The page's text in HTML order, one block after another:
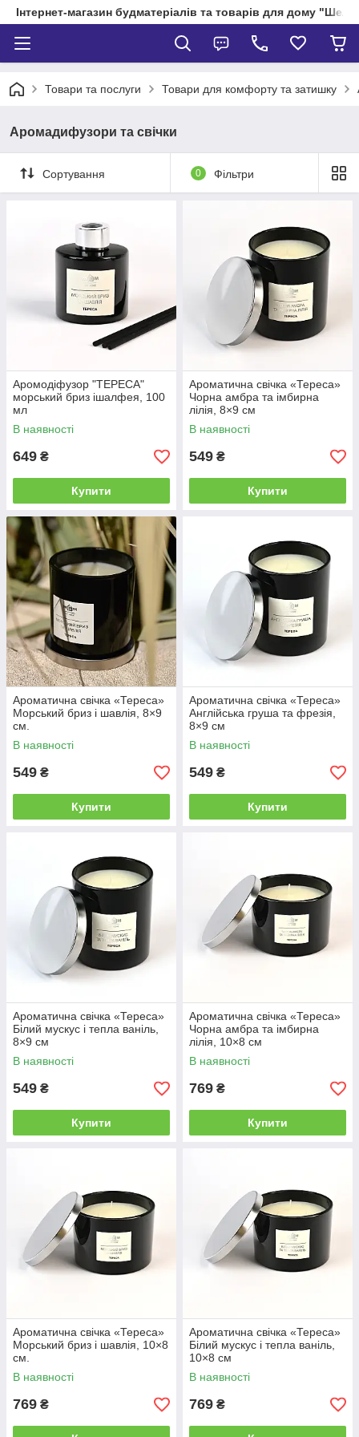
Інтернет-магазин будматеріалів та товарів для дому
Товари та послуги Товари для комфорту та затишку
Аромадифузори та свічки
Сортування 0 Фільтри
Аромодіфузор "ТЕРЕСА"
морський бриз ішалфея, 100
мл
В наявності
649 ₴
Купити
Ароматична свічка «Тереса»
Чорна амбра та імбирна
лілія, 8×9 см
В наявності
549 ₴
Купити
Ароматична свічка «Тереса»
Морський бриз і шавлія, 8×9
см.
В наявності
549 ₴
Купити
Ароматична свічка «Тереса»
Англійська груша та фрезія,
8×9 см
В наявності
549 ₴
Купити
Ароматична свічка «Тереса»
Білий мускус і тепла ваніль,
8×9 см
В наявності
549 ₴
Купити
Ароматична свічка «Тереса»
Чорна амбра та імбирна
лілія, 10×8 см
В наявності
769 ₴
Купити
Ароматична свічка «Тереса»
Морський бриз і шавлія, 10×8
см.
В наявності
769 ₴
Ароматична свічка «Тереса»
Білий мускус і тепла ваніль,
10×8 см
В наявності
769 ₴